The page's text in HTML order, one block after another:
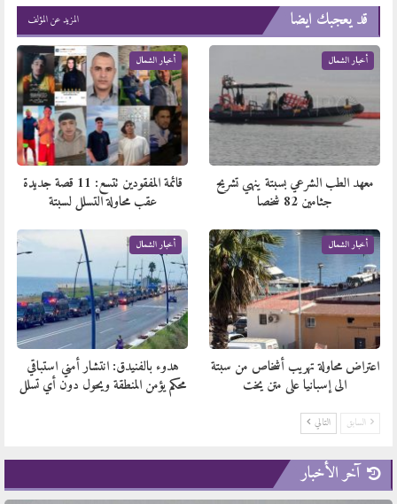
قد يعجبك ايضا المزيد عن المؤلف
أخبار الشمال
معهد الطب الشرعي بسبتة ينهي تشريح
جثامين 82 شخصا
أخبار الشمال
قائمة المفقودين تتسع: 11 قصة جديدة
عقب محاولة التسلل لسبتة
أخبار الشمال
اعتراض محاولة تهريب أشخاص من سبتة
الى إسبانيا على متن يخت
أخبار الشمال
هدوء بالفنيدق: انتشار أمني استباقي
محكم يؤمن المنطقة ويحول دون أي تسلل
السابق التالي
آخر الأخبار